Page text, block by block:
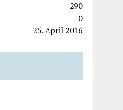
290
0
25. April 2016